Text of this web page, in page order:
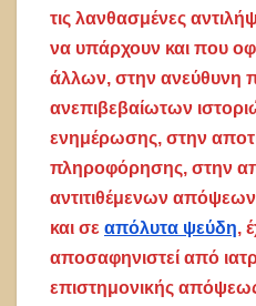
τις λανθασμένες
να υπάρχουν και που
άλλων, στην ανεύθυνη
ανεπιβεβαίωτων
ενημέρωσης, στην
πληροφόρησης, στην
αντιτιθέμενων
και σε απόλυτα ψεύδη,
αποσαφηνιστεί από
επιστημονικής απόψεως